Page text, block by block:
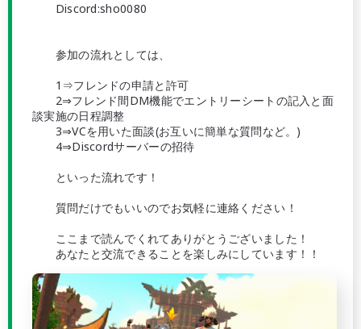
Discord:sho0080
参加の流れとしては、
1⇒フレンドの申請と許可
2⇒フレンド間DM機能でエントリーシートの記入と面
談実施の日程調整
3⇒VCを用いた面談(お互いに簡単な質問など。)
4⇒Discordサーバーの招待
といった流れです！
質問だけでもいいのでお気軽に連絡ください！
ここまで読んでくれてありがとうございました！
あなたと交流できることを楽しみにしています！！